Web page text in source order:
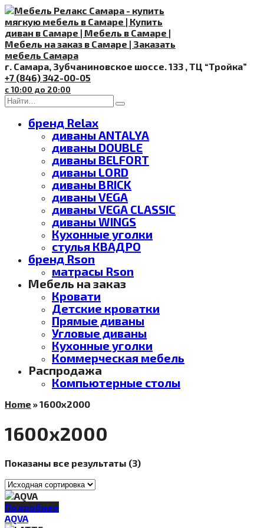
Перейти
к
содержанию
г. Самара, Зубчаниновское шоссе. 133 , ТЦ “Тройка”
+7 (846) 342-00-05
с 10:00 до 20:00
Search
for:
бренд Relax
диваны ANTALYA
диваны DOUBLE
диваны BELFORT
диваны LORD
диваны BRICK
диваны VEGA
диваны VEGA CLASSIC
диваны WINGS
Кухонные уголки
стулья КВАДРО
бренд Rson
матрасы Rson
Мебель на заказ
Кровати
Детские кроватки
Прямые диваны
Угловые диваны
Кухонные уголки
Коммерческая мебель
Распродажа
Компьютерные столы
Home »1600х2000
1600х2000
Показаны все результаты (3)
Подробнее
AQVA